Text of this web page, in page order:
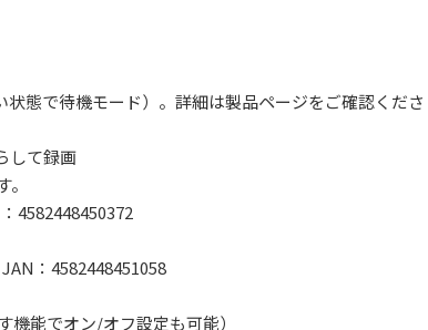
態で待機モード）。詳細は製品ページをご確認くださ
して録画
4582448450372
：4582448451058
機能でオン/オフ設定も可能）